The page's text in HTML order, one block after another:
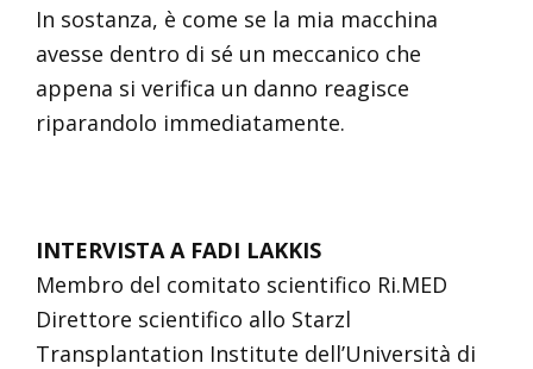
In sostanza, è come se la mia macchina
avesse dentro di sé un meccanico che
appena si verifica un danno reagisce
riparandolo immediatamente.
INTERVISTA A FADI LAKKIS
Membro del comitato scientifico Ri.MED
Direttore scientifico allo Starzl
Transplantation Institute dell’Università di